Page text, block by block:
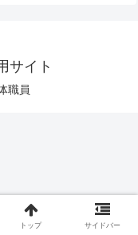
サイト
職員
トップ サイドバー